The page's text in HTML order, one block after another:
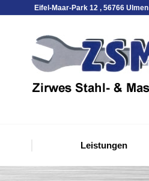
Eifel-Maar-Park 12 , 56766 Ulmen
Leistungen